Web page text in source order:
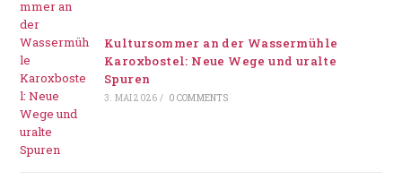
Kultursommer an der Wassermühle
Karoxbostel: Neue Wege und uralte
Spuren
3. MAI 2026 / 0 COMMENTS